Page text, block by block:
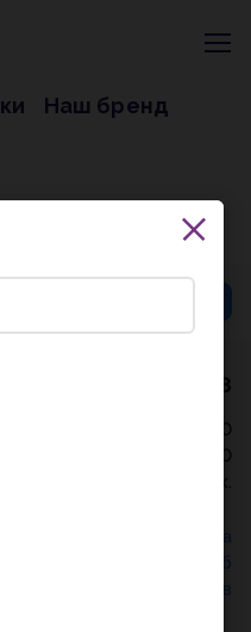
Наш бренд
8 (800) 5000-338
работы - 9:30-20:00
и праздники - 10:00-19:00
без перерыва и выходных.
СОГЛАСИЕ на
Соглашение об
cookie-файлов